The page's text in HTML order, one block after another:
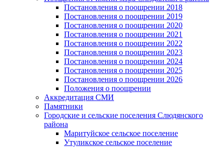
Постановления о поощрении 2018
Постановления о поощрении 2019
Постановления о поощрении 2020
Постановления о поощрении 2021
Постановления о поощрении 2022
Постановления о поощрении 2023
Постановления о поощрении 2024
Постановления о поощрении 2025
Постановления о поощрении 2026
Положения о поощрении
Аккредитация СМИ
Памятники
Городские и сельские поселения Слюдянского
района
Маритуйское сельское поселение
Утуликское сельское поселение